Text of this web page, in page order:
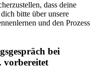
dass deine
bitte über unsere
und den Prozess
bei
vorbereitet